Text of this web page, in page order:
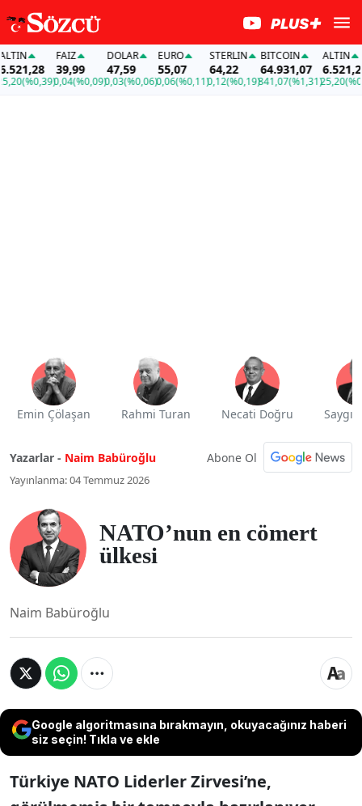
FAİZ
39,99
0,04(%0,09)
DOLAR
47,59
0,03(%0,06)
EURO
55,07
0,06(%0,11)
STERLIN
64,22
0,12(%0,19)
BITCOIN
64.931,07
841,07(%1,31)
ALTIN
6.521,28
25,20(%0,39)
Emin Çölaşan Rahmi Turan Necati Doğru Saygı
Yazarlar - Naim Babüroğlu Abone Ol
Yayınlanma: 04 Temmuz 2026
NATO’nun en cömert
ülkesi
Naim Babüroğlu
Google algoritmasına bırakmayın, okuyacağınız haberi
siz seçin! Tıkla ve ekle
Türkiye NATO Liderler Zirvesi’ne,